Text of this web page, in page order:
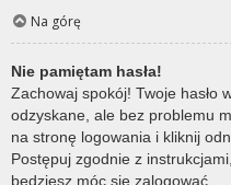
Na górę
Nie pamiętam hasła!
Zachowaj spokój! Twoje hasło
odzyskane, ale bez problemu
na stronę logowania i kliknij
Postępuj zgodnie z
będziesz móc się zalogować.